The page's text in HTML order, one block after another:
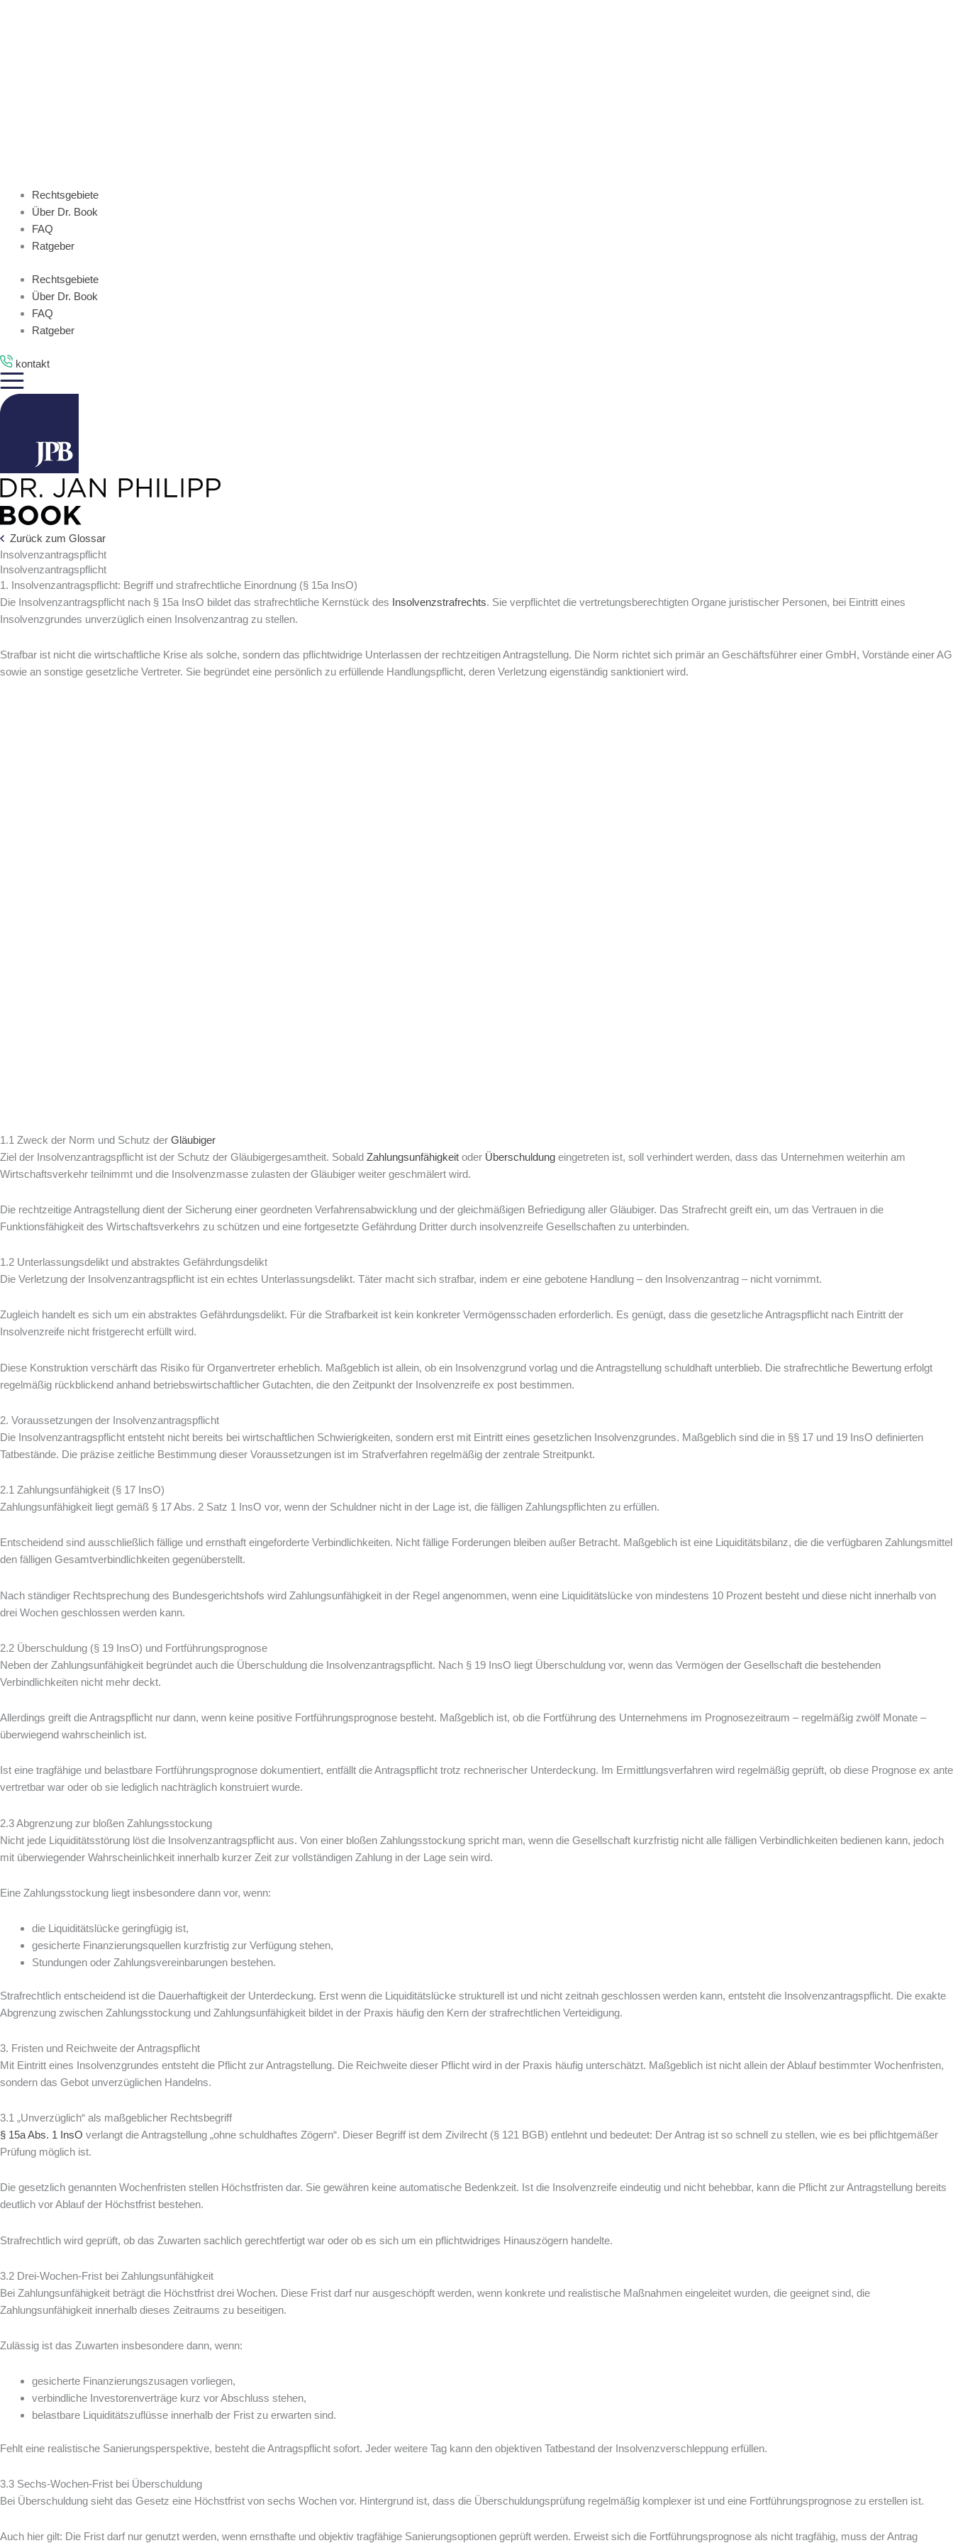
Rechtsgebiete
Über Dr. Book
FAQ
Ratgeber
Rechtsgebiete
Über Dr. Book
FAQ
Ratgeber
kontakt
Zurück zum Glossar
Insolvenzantragspflicht
Insolvenzantragspflicht
1. Insolvenzantragspflicht: Begriff und strafrechtliche Einordnung (§ 15a InsO)
Die Insolvenzantragspflicht nach § 15a InsO bildet das strafrechtliche Kernstück des Insolvenzstrafrechts. Sie verpflichtet die vertretungsberechtigten Organe juristischer Personen, bei Eintritt eines
Insolvenzgrundes unverzüglich einen Insolvenzantrag zu stellen.
Strafbar ist nicht die wirtschaftliche Krise als solche, sondern das pflichtwidrige Unterlassen der rechtzeitigen Antragstellung. Die Norm richtet sich primär an Geschäftsführer einer GmbH, Vorstände einer AG
sowie an sonstige gesetzliche Vertreter. Sie begründet eine persönlich zu erfüllende Handlungspflicht, deren Verletzung eigenständig sanktioniert wird.
1.1 Zweck der Norm und Schutz der Gläubiger
Ziel der Insolvenzantragspflicht ist der Schutz der Gläubigergesamtheit. Sobald Zahlungsunfähigkeit oder Überschuldung eingetreten ist, soll verhindert werden, dass das Unternehmen weiterhin am
Wirtschaftsverkehr teilnimmt und die Insolvenzmasse zulasten der Gläubiger weiter geschmälert wird.
Die rechtzeitige Antragstellung dient der Sicherung einer geordneten Verfahrensabwicklung und der gleichmäßigen Befriedigung aller Gläubiger. Das Strafrecht greift ein, um das Vertrauen in die
Funktionsfähigkeit des Wirtschaftsverkehrs zu schützen und eine fortgesetzte Gefährdung Dritter durch insolvenzreife Gesellschaften zu unterbinden.
1.2 Unterlassungsdelikt und abstraktes Gefährdungsdelikt
Die Verletzung der Insolvenzantragspflicht ist ein echtes Unterlassungsdelikt. Täter macht sich strafbar, indem er eine gebotene Handlung – den Insolvenzantrag – nicht vornimmt.
Zugleich handelt es sich um ein abstraktes Gefährdungsdelikt. Für die Strafbarkeit ist kein konkreter Vermögensschaden erforderlich. Es genügt, dass die gesetzliche Antragspflicht nach Eintritt der
Insolvenzreife nicht fristgerecht erfüllt wird.
Diese Konstruktion verschärft das Risiko für Organvertreter erheblich. Maßgeblich ist allein, ob ein Insolvenzgrund vorlag und die Antragstellung schuldhaft unterblieb. Die strafrechtliche Bewertung erfolgt
regelmäßig rückblickend anhand betriebswirtschaftlicher Gutachten, die den Zeitpunkt der Insolvenzreife ex post bestimmen.
2. Voraussetzungen der Insolvenzantragspflicht
Die Insolvenzantragspflicht entsteht nicht bereits bei wirtschaftlichen Schwierigkeiten, sondern erst mit Eintritt eines gesetzlichen Insolvenzgrundes. Maßgeblich sind die in §§ 17 und 19 InsO definierten
Tatbestände. Die präzise zeitliche Bestimmung dieser Voraussetzungen ist im Strafverfahren regelmäßig der zentrale Streitpunkt.
2.1 Zahlungsunfähigkeit (§ 17 InsO)
Zahlungsunfähigkeit liegt gemäß § 17 Abs. 2 Satz 1 InsO vor, wenn der Schuldner nicht in der Lage ist, die fälligen Zahlungspflichten zu erfüllen.
Entscheidend sind ausschließlich fällige und ernsthaft eingeforderte Verbindlichkeiten. Nicht fällige Forderungen bleiben außer Betracht. Maßgeblich ist eine Liquiditätsbilanz, die die verfügbaren Zahlungsmittel
den fälligen Gesamtverbindlichkeiten gegenüberstellt.
Nach ständiger Rechtsprechung des Bundesgerichtshofs wird Zahlungsunfähigkeit in der Regel angenommen, wenn eine Liquiditätslücke von mindestens 10 Prozent besteht und diese nicht innerhalb von
drei Wochen geschlossen werden kann.
2.2 Überschuldung (§ 19 InsO) und Fortführungsprognose
Neben der Zahlungsunfähigkeit begründet auch die Überschuldung die Insolvenzantragspflicht. Nach § 19 InsO liegt Überschuldung vor, wenn das Vermögen der Gesellschaft die bestehenden
Verbindlichkeiten nicht mehr deckt.
Allerdings greift die Antragspflicht nur dann, wenn keine positive Fortführungsprognose besteht. Maßgeblich ist, ob die Fortführung des Unternehmens im Prognosezeitraum – regelmäßig zwölf Monate –
überwiegend wahrscheinlich ist.
Ist eine tragfähige und belastbare Fortführungsprognose dokumentiert, entfällt die Antragspflicht trotz rechnerischer Unterdeckung. Im Ermittlungsverfahren wird regelmäßig geprüft, ob diese Prognose ex ante
vertretbar war oder ob sie lediglich nachträglich konstruiert wurde.
2.3 Abgrenzung zur bloßen Zahlungsstockung
Nicht jede Liquiditätsstörung löst die Insolvenzantragspflicht aus. Von einer bloßen Zahlungsstockung spricht man, wenn die Gesellschaft kurzfristig nicht alle fälligen Verbindlichkeiten bedienen kann, jedoch
mit überwiegender Wahrscheinlichkeit innerhalb kurzer Zeit zur vollständigen Zahlung in der Lage sein wird.
Eine Zahlungsstockung liegt insbesondere dann vor, wenn:
die Liquiditätslücke geringfügig ist,
gesicherte Finanzierungsquellen kurzfristig zur Verfügung stehen,
Stundungen oder Zahlungsvereinbarungen bestehen.
Strafrechtlich entscheidend ist die Dauerhaftigkeit der Unterdeckung. Erst wenn die Liquiditätslücke strukturell ist und nicht zeitnah geschlossen werden kann, entsteht die Insolvenzantragspflicht. Die exakte
Abgrenzung zwischen Zahlungsstockung und Zahlungsunfähigkeit bildet in der Praxis häufig den Kern der strafrechtlichen Verteidigung.
3. Fristen und Reichweite der Antragspflicht
Mit Eintritt eines Insolvenzgrundes entsteht die Pflicht zur Antragstellung. Die Reichweite dieser Pflicht wird in der Praxis häufig unterschätzt. Maßgeblich ist nicht allein der Ablauf bestimmter Wochenfristen,
sondern das Gebot unverzüglichen Handelns.
3.1 „Unverzüglich“ als maßgeblicher Rechtsbegriff
§ 15a Abs. 1 InsO verlangt die Antragstellung „ohne schuldhaftes Zögern“. Dieser Begriff ist dem Zivilrecht (§ 121 BGB) entlehnt und bedeutet: Der Antrag ist so schnell zu stellen, wie es bei pflichtgemäßer
Prüfung möglich ist.
Die gesetzlich genannten Wochenfristen stellen Höchstfristen dar. Sie gewähren keine automatische Bedenkzeit. Ist die Insolvenzreife eindeutig und nicht behebbar, kann die Pflicht zur Antragstellung bereits
deutlich vor Ablauf der Höchstfrist bestehen.
Strafrechtlich wird geprüft, ob das Zuwarten sachlich gerechtfertigt war oder ob es sich um ein pflichtwidriges Hinauszögern handelte.
3.2 Drei-Wochen-Frist bei Zahlungsunfähigkeit
Bei Zahlungsunfähigkeit beträgt die Höchstfrist drei Wochen. Diese Frist darf nur ausgeschöpft werden, wenn konkrete und realistische Maßnahmen eingeleitet wurden, die geeignet sind, die
Zahlungsunfähigkeit innerhalb dieses Zeitraums zu beseitigen.
Zulässig ist das Zuwarten insbesondere dann, wenn:
gesicherte Finanzierungszusagen vorliegen,
verbindliche Investorenverträge kurz vor Abschluss stehen,
belastbare Liquiditätszuflüsse innerhalb der Frist zu erwarten sind.
Fehlt eine realistische Sanierungsperspektive, besteht die Antragspflicht sofort. Jeder weitere Tag kann den objektiven Tatbestand der Insolvenzverschleppung erfüllen.
3.3 Sechs-Wochen-Frist bei Überschuldung
Bei Überschuldung sieht das Gesetz eine Höchstfrist von sechs Wochen vor. Hintergrund ist, dass die Überschuldungsprüfung regelmäßig komplexer ist und eine Fortführungsprognose zu erstellen ist.
Auch hier gilt: Die Frist darf nur genutzt werden, wenn ernsthafte und objektiv tragfähige Sanierungsoptionen geprüft werden. Erweist sich die Fortführungsprognose als nicht tragfähig, muss der Antrag